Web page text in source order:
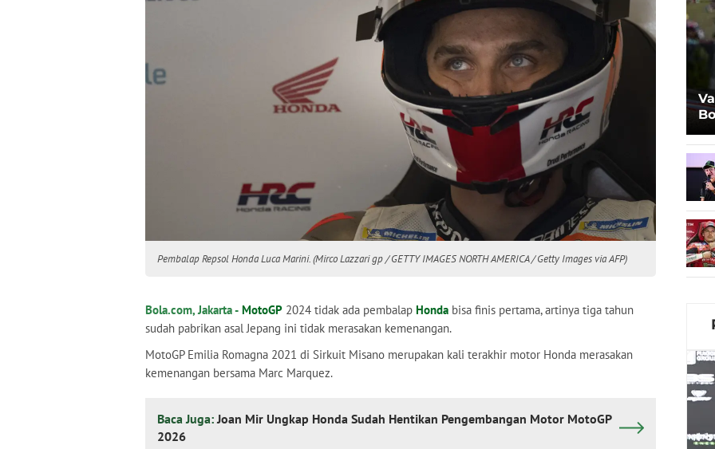
Pembalap Repsol Honda Luca Marini. (Mirco Lazzari gp / GETTY IMAGES NORTH AMERICA / Getty Images via AFP)
Bola.com, Jakarta - MotoGP 2024 tidak ada pembalap Honda bisa finis pertama, artinya tiga tahun
sudah pabrikan asal Jepang ini tidak merasakan kemenangan.
MotoGP Emilia Romagna 2021 di Sirkuit Misano merupakan kali terakhir motor Honda merasakan
kemenangan bersama Marc Marquez.
Baca Juga:Joan Mir Ungkap Honda Sudah Hentikan Pengembangan Motor MotoGP
2026